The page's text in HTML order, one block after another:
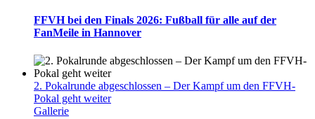
FFVH bei den Finals 2026: Fußball für alle auf der
FanMeile in Hannover
2. Pokalrunde abgeschlossen – Der Kampf um den FFVH-
Pokal geht weiter
Gallerie